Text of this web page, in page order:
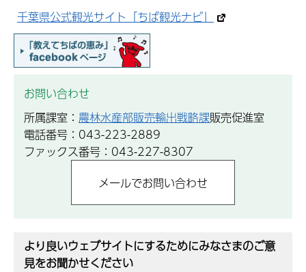
千葉県公式観光サイト「ちば観光ナビ」
お問い合わせ
所属課室： 農林水産部販売輸出戦略課販売促進室
電話番号：043-223-2889
ファックス番号：043-227-8307
より良いウェブサイトにするためにみなさまのご意
見をお聞かせください